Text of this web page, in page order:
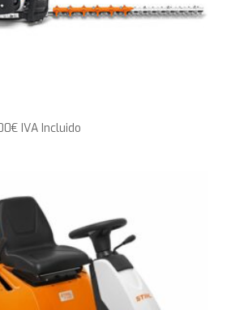
€Rango
699,00€
hasta
759,00€
IVA Incluido